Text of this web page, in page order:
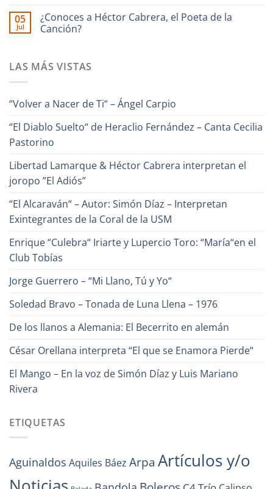
de
Evaristo
Aparicio
Ronald
Borjas
–
comentarios
en
“Un
Canto
Alfredo
05
Jul
¿Conoces a Héctor Cabrera, el Poeta de la
Canción?
en
¿Conoces
el
de
la
Canción?
LAS MÁS VISTAS
“Volver a Nacer de Ti“ – Ángel Carpio
“El Diablo Suelto“ de Heraclio Fernández – Canta Cecilia
Pastorino
Libertad Lamarque & Héctor Cabrera interpretan el
joropo ”El Adiós”
“El Alcaraván“ – Autor: Simón Díaz – Interpretan
Exintegrantes de la Coral de la USM
Enrique “Culebra“ Iriarte y Lupercio Toro: “María“en el
Club Tobías
Jorge Guerrero – “Mi Llano, Tú y Yo“
Soledad Bravo – Tonada de Luna Llena – 1976
De los llanos a Alemania: El Becerrito en alemán
César Orellana interpreta “El que se Enamora Pierde“
El Mango – En la voz de Simón Díaz y Luis Mariano
Rivera
ETIQUETAS
Aguinaldos Aquiles Báez Arpa Artículos y/o